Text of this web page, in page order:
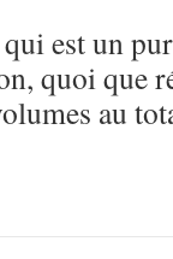
est un
quoi que
au